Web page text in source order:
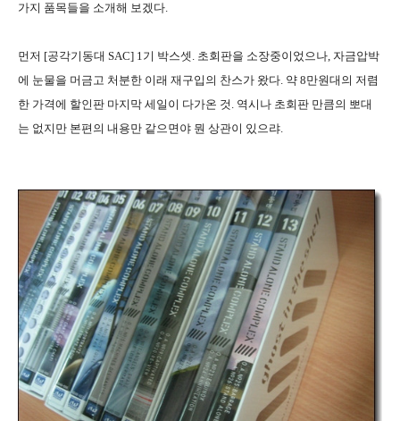
가지 품목들을 소개해 보겠다.
먼저 [공각기동대 SAC] 1기 박스셋. 초회판을 소장중이었으나, 자금압박
에 눈물을 머금고 처분한 이래 재구입의 찬스가 왔다. 약 8만원대의 저렴
한 가격에 할인판 마지막 세일이 다가온 것. 역시나 초회판 만큼의 뽀대
는 없지만 본편의 내용만 같으면야 뭔 상관이 있으랴.